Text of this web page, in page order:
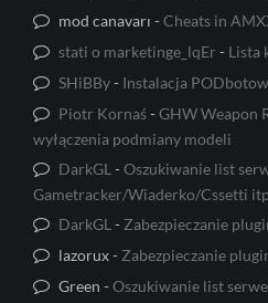
mod canavarı -Cheats in
stati o marketinge_lqEr - Lista
SHiBBy- Instalacja PODbotow
Piotr Kornaś-GHW Weapon
wyłączenia podmiany modeli
DarkGL -Oszukiwanie list
Gametracker/Wiaderko/Cssetti
DarkGL - Zabezpieczanie
lazorux- Zabezpieczanie
Green -Oszukiwanie list